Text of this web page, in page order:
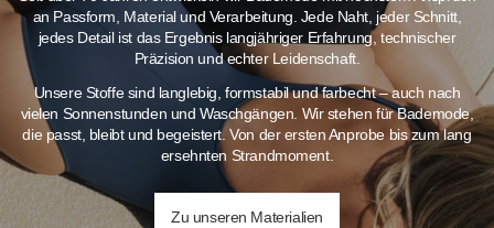
an Passform, Material und Verarbeitung. Jede Naht, jeder Schnitt,
jedes Detail ist das Ergebnis langjähriger Erfahrung, technischer
Präzision und echter Leidenschaft.
Unsere Stoffe sind langlebig, formstabil und farbecht – auch nach
vielen Sonnenstunden und Waschgängen. Wir stehen für Bademode,
die passt, bleibt und begeistert. Von der ersten Anprobe bis zum lang
ersehnten Strandmoment.
Zu unseren Materialien